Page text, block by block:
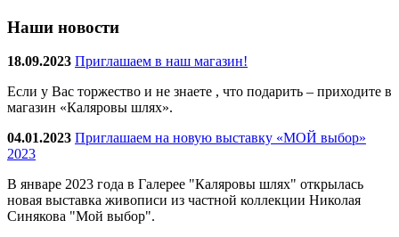
Наши новости
18.09.2023 Приглашаем в наш магазин!
Если у Вас торжество и не знаете , что подарить – приходите в
магазин «Каляровы шлях».
04.01.2023 Приглашаем на новую выставку «МОЙ выбор»
2023
В январе 2023 года в Галерее "Каляровы шлях" открылась
новая выставка живописи из частной коллекции Николая
Синякова "Мой выбор".